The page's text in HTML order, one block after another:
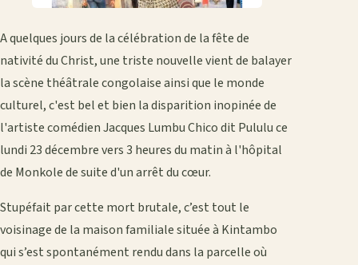
A quelques jours de la célébration de la fête de
nativité du Christ, une triste nouvelle vient de balayer
la scène théâtrale congolaise ainsi que le monde
culturel, c'est bel et bien la disparition inopinée de
l'artiste comédien Jacques Lumbu Chico dit Pululu ce
lundi 23 décembre vers 3 heures du matin à l'hôpital
de Monkole de suite d'un arrêt du cœur.
Stupéfait par cette mort brutale, c’est tout le
voisinage de la maison familiale située à Kintambo
qui s’est spontanément rendu dans la parcelle où